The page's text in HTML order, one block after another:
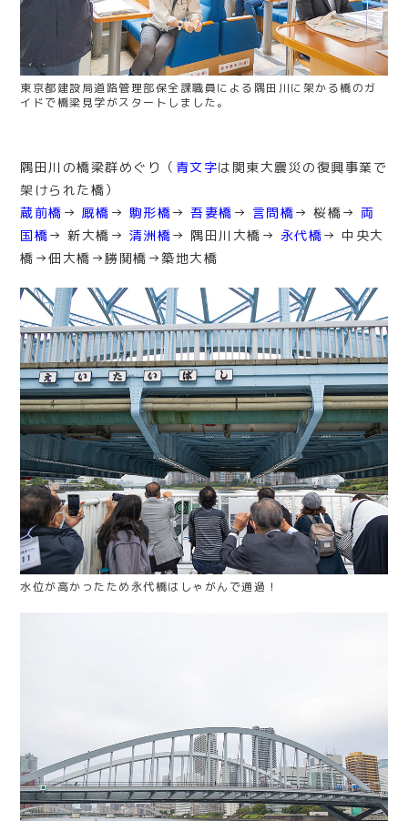
東京都建設局道路管理部保全課職員による隅田川に架かる橋のガ
イドで橋梁見学がスタートしました。
隅田川の橋梁群めぐり（ 青文字は関東大震災の復興事業で
架けられた橋）
蔵前橋 → 厩橋 → 駒形橋→吾妻橋 → 言問橋→ 桜橋→ 両
国橋→ 新大橋→ 清洲橋→ 隅田川大橋→ 永代橋→ 中央大
橋→佃大橋→勝鬨橋→築地大橋
水位が高かったため永代橋はしゃがんで通過！